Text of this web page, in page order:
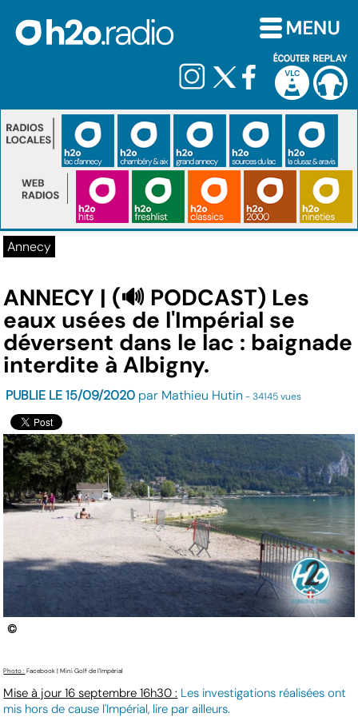
Annecy
ANNECY | (🔊 PODCAST) Les
eaux usées de l'Impérial se
déversent dans le lac : baignade
interdite à Albigny.
PUBLIE LE 15/09/2020 par Mathieu Hutin - 34145 vues
©
Photo : Facebook | Mini Golf de l'Impérial
Mise à jour 16 septembre 16h30 : Les investigations réalisées ont
mis hors de cause l'Impérial, lire par ailleurs.